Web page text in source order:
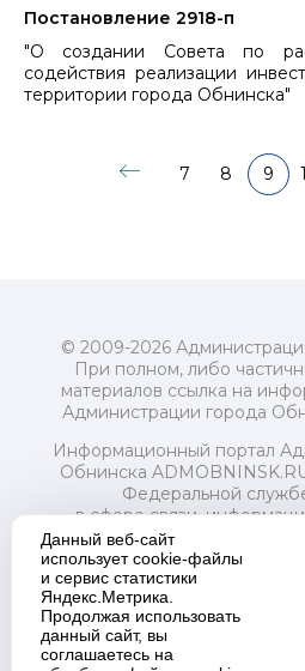
Постановление 2918-п
"О создании Совета по
содействия реализации
территории города Обнинска"
7 8 9
© 2009-2026
При полном, либо
материалов ссылка на
Администрации города
Информационный портал
Обнинска
Федеральной
в сфере связи,
и массовых коммуникаций
2018 года.
Свидетельство о
Учредитель:
распорядительный орган)
Обнинск". Главный
Данный веб-сайт
использует cookie-файлы
и сервис статистики
Яндекс.Метрика.
Продолжая использовать
данный сайт, вы
соглашаетесь на